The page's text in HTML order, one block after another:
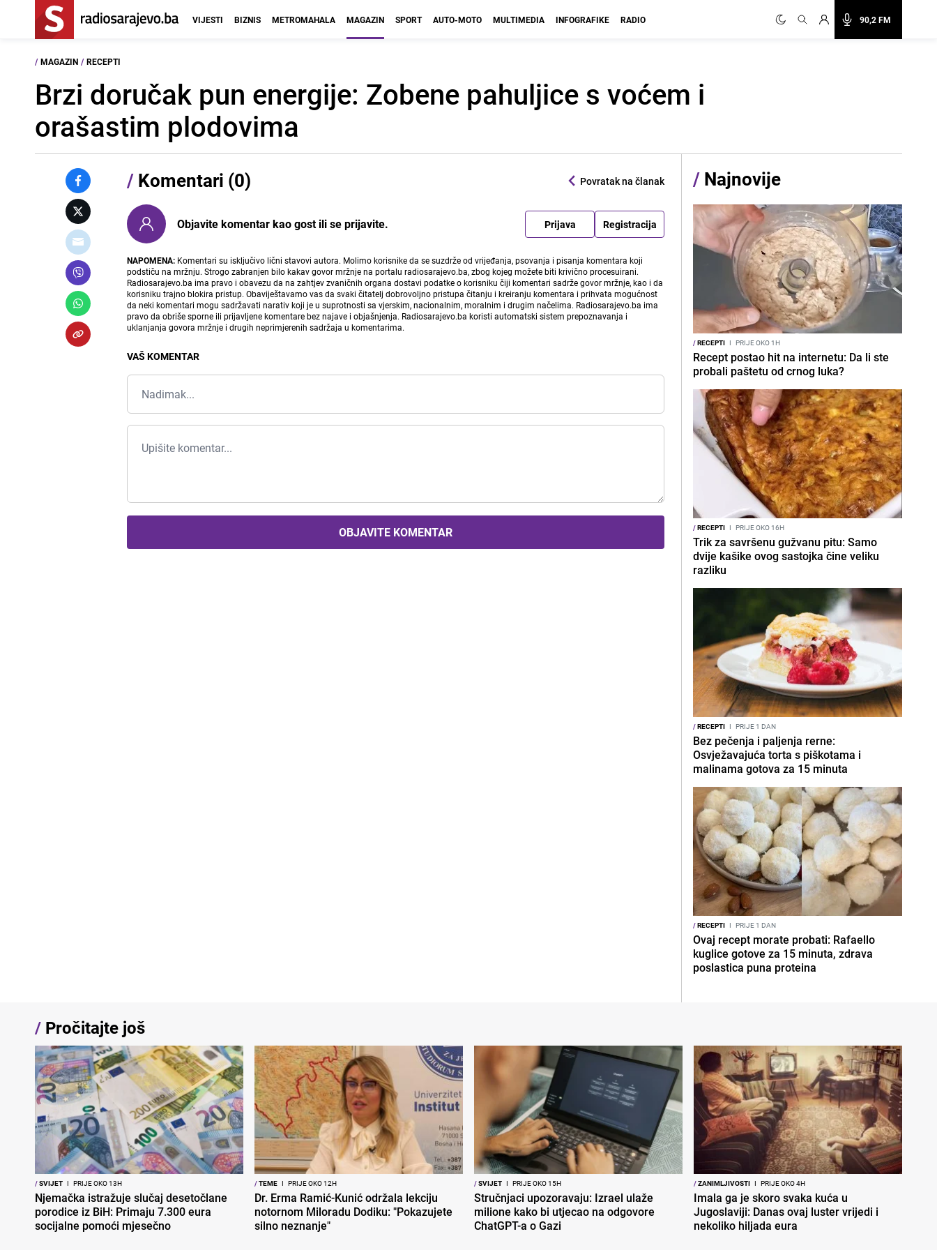
90,2 FM
VIJESTI BIZNIS METROMAHALA MAGAZIN SPORT AUTO-MOTO MULTIMEDIA INFOGRAFIKE RADIO
/ MAGAZIN / RECEPTI
Brzi doručak pun energije: Zobene pahuljice s voćem i
orašastim plodovima
/ Komentari (0) Povratak na članak
Objavite komentar kao gost ili se prijavite. Prijava Registracija
NAPOMENA: Komentari su isključivo lični stavovi autora. Molimo korisnike da se suzdrže od vrijeđanja, psovanja i pisanja komentara koji
podstiču na mržnju. Strogo zabranjen bilo kakav govor mržnje na portalu radiosarajevo.ba, zbog kojeg možete biti krivično procesuirani.
Radiosarajevo.ba ima pravo i obavezu da na zahtjev zvaničnih organa dostavi podatke o korisniku čiji komentari sadrže govor mržnje, kao i da
korisniku trajno blokira pristup. Obaviještavamo vas da svaki čitatelj dobrovoljno pristupa čitanju i kreiranju komentara i prihvata mogućnost
da neki komentari mogu sadržavati narativ koji je u suprotnosti sa vjerskim, nacionalnim, moralnim i drugim načelima. Radiosarajevo.ba ima
pravo da obriše sporne ili prijavljene komentare bez najave i objašnjenja. Radiosarajevo.ba koristi automatski sistem prepoznavanja i
uklanjanja govora mržnje i drugih neprimjerenih sadržaja u komentarima.
VAŠ KOMENTAR
OBJAVITE KOMENTAR
/ Najnovije
/RECEPTI I PRIJE OKO 1H
Recept postao hit na internetu: Da li ste
probali paštetu od crnog luka?
/RECEPTI I PRIJE OKO 16H
Trik za savršenu gužvanu pitu: Samo
dvije kašike ovog sastojka čine veliku
razliku
/RECEPTI I PRIJE 1 DAN
Bez pečenja i paljenja rerne:
Osvježavajuća torta s piškotama i
malinama gotova za 15 minuta
/RECEPTI I PRIJE 1 DAN
Ovaj recept morate probati: Rafaello
kuglice gotove za 15 minuta, zdrava
poslastica puna proteina
/ Pročitajte još
/SVIJET I PRIJE OKO 13H
Njemačka istražuje slučaj desetočlane
porodice iz BiH: Primaju 7.300 eura
socijalne pomoći mjesečno
/TEME I PRIJE OKO 12H
Dr. Erma Ramić-Kunić održala lekciju
notornom Miloradu Dodiku: "Pokazujete
silno neznanje"
/SVIJET I PRIJE OKO 15H
Stručnjaci upozoravaju: Izrael ulaže
milione kako bi utjecao na odgovore
ChatGPT-a o Gazi
/ZANIMLJIVOSTI I PRIJE OKO 4H
Imala ga je skoro svaka kuća u
Jugoslaviji: Danas ovaj luster vrijedi i
nekoliko hiljada eura